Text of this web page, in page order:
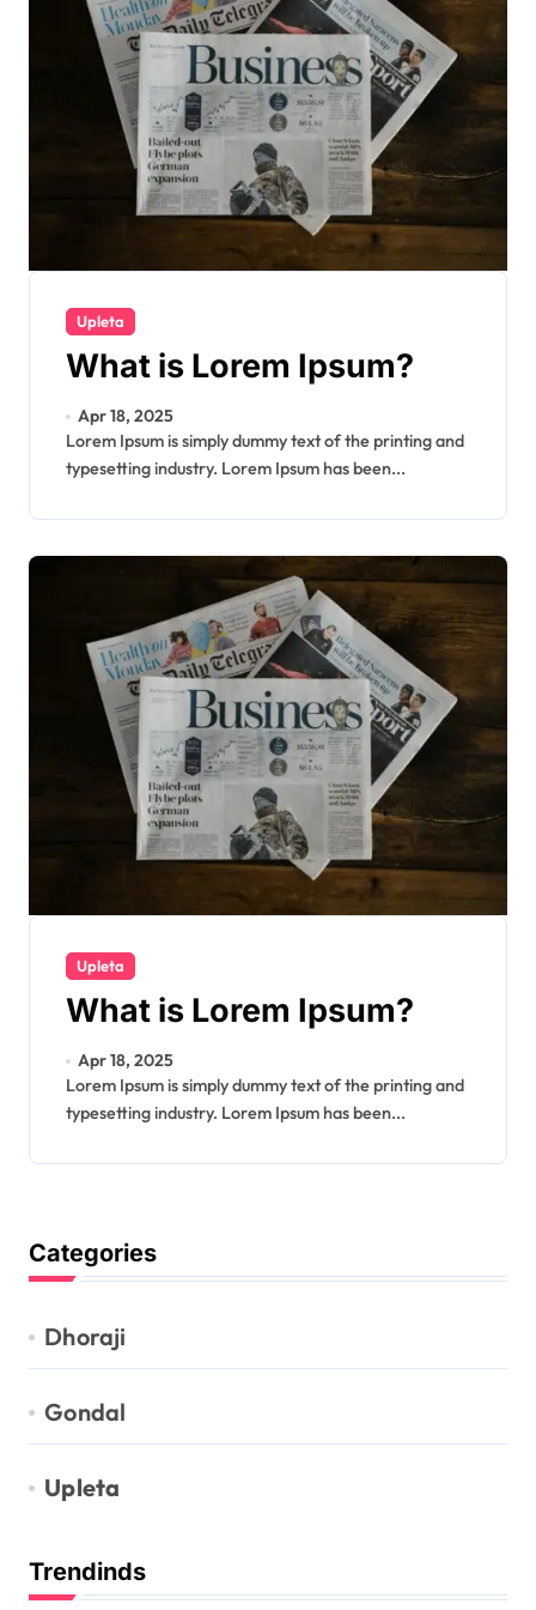
Upleta
What is Lorem Ipsum?
Apr 18, 2025
Lorem Ipsum is simply dummy text of the printing and
typesetting industry. Lorem Ipsum has been...
Upleta
What is Lorem Ipsum?
Apr 18, 2025
Lorem Ipsum is simply dummy text of the printing and
typesetting industry. Lorem Ipsum has been...
Categories
Dhoraji
Gondal
Upleta
Trendinds